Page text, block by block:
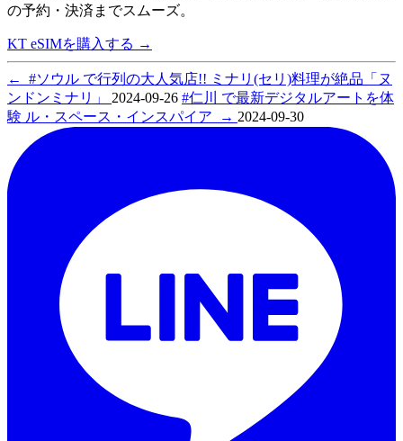
の予約・決済までスムーズ。
KT eSIMを購入する →
←
#ソウル で行列の大人気店!! ミナリ(セリ)料理が絶品「ヌ
ンドンミナリ」 2024-09-26 #仁川 で最新デジタルアートを体
験 ル・スペース・インスパイア
→ 2024-09-30